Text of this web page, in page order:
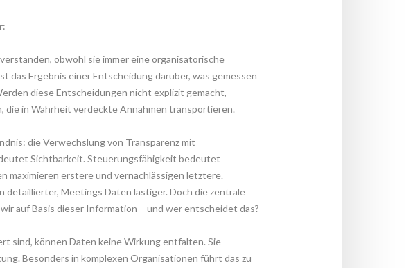
obwohl sie immer eine organisatorische
das Ergebnis einer Entscheidung darüber, was gemessen
diese Entscheidungen nicht explizit gemacht,
die in Wahrheit verdeckte Annahmen transportieren.
die Verwechslung von Transparenz mit
Sichtbarkeit. Steuerungsfähigkeit bedeutet
maximieren erstere und vernachlässigen letztere.
detaillierter, Meetings Daten lastiger. Doch die zentrale
auf Basis dieser Information – und wer entscheidet das?
sind, können Daten keine Wirkung entfalten. Sie
Besonders in komplexen Organisationen führt das zu